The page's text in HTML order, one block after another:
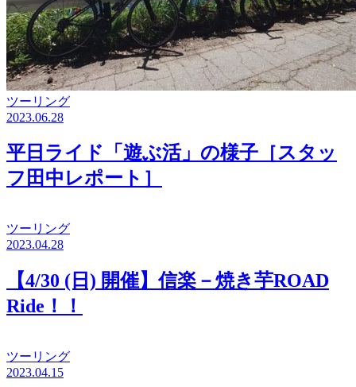
ツーリング
2023.06.28
平日ライド「遊ぶ活」の様子［スタッ
フ田中レポート］
ツーリング
2023.04.28
【4/30 (日) 開催】信楽－焼き芋ROAD
Ride！！
ツーリング
2023.04.15